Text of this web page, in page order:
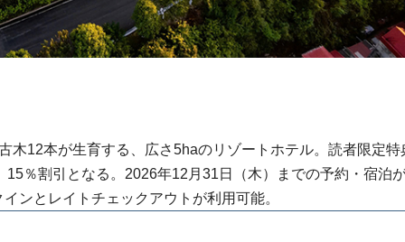
木12本が生育する、広さ5haのリゾートホテル。読者限定特
％割引となる。2026年12月31日（木）までの予約・宿泊
ンとレイトチェックアウトが利用可能。